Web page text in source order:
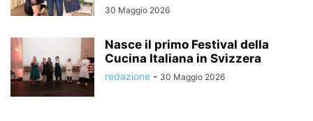
30 Maggio 2026
Nasce il primo Festival della
Cucina Italiana in Svizzera
redazione - 30 Maggio 2026